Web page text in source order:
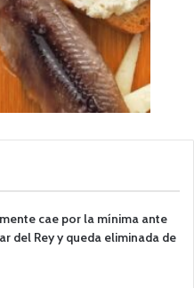
cae por la mínima ante
del Rey y queda eliminada de